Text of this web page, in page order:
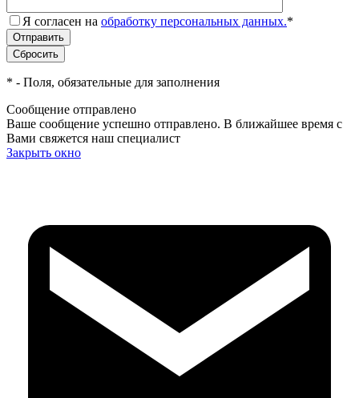
Я согласен на обработку персональных данных.*
* - Поля, обязательные для заполнения
Сообщение отправлено
Ваше сообщение успешно отправлено. В ближайшее время с
Вами свяжется наш специалист
Закрыть окно